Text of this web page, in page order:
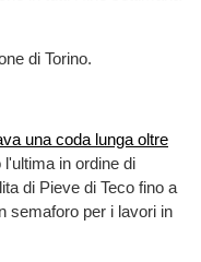
di Torino.
una coda lunga oltre
in ordine di
di Pieve di Teco fino a
semaforo per i lavori in